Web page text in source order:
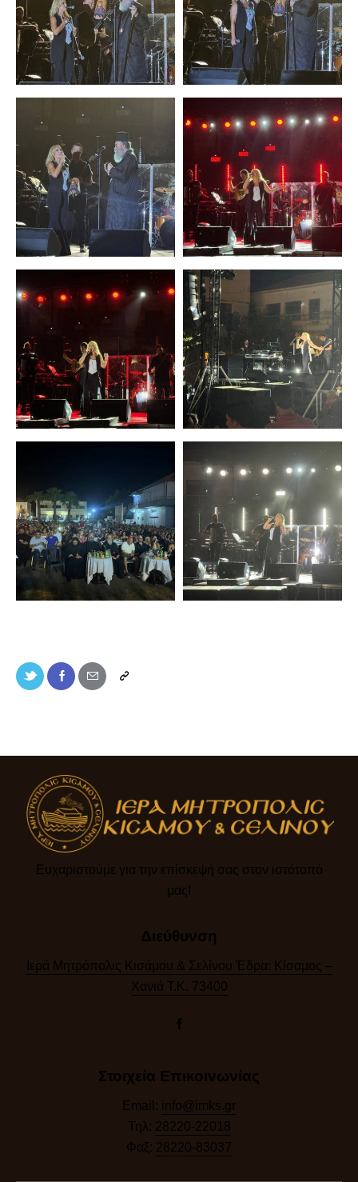
Ευχαριστούμε για την επίσκεψή σας στον ιστότοπό
μας!​
Διεύθυνση
Ιερά Μητρόπολις Κισάμου & Σελίνου Έδρα: Κίσαμος –
Χανιά Τ.Κ. 73400
Στοιχεία Επικοινωνίας
Email: info@imks.gr
Τηλ: 28220-22018
Φαξ: 28220-83037